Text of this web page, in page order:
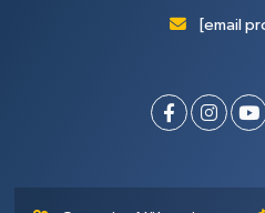
[email